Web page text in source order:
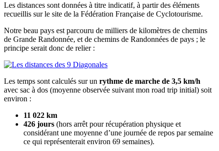
Les distances sont données à titre indicatif, à partir des éléments
recueillis sur le site de la Fédération Française de Cyclotourisme.
Notre beau pays est parcouru de milliers de kilomètres de chemins
de Grande Randonnée, et de chemins de Randonnées de pays ; le
principe serait donc de relier :
Les temps sont calculés sur un rythme de marche de 3,5 km/h
avec sac à dos (moyenne observée suivant mon road trip initial) soit
environ :
11 022 km
426 jours (hors arrêt pour récupération physique et
considérant une moyenne d’une journée de repos par semaine
ce qui représenterait environ 69 semaines).